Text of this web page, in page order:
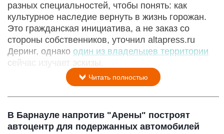
разных специальностей, чтобы понять: как
культурное наследие вернуть в жизнь горожан.
Это гражданская инициатива, а не заказ со
стороны собственников, уточнил altapress.ru
Деринг, однако один из владельцев территории
сейчас изучает эскизы.
Читать полностью
В Барнауле напротив "Арены" построят
автоцентр для подержанных автомобилей